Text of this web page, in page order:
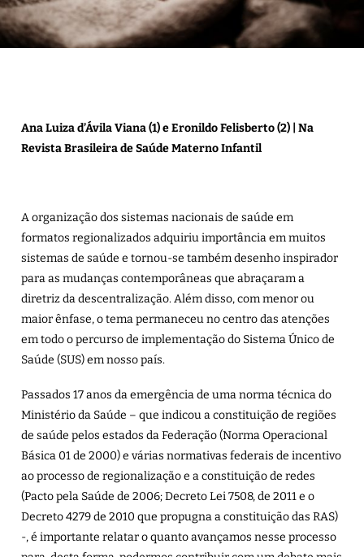
Ana Luiza d’Ávila Viana (1) e Eronildo Felisberto (2) | Na
Revista Brasileira de Saúde Materno Infantil
A organização dos sistemas nacionais de saúde em
formatos regionalizados adquiriu importância em muitos
sistemas de saúde e tornou-se também desenho inspirador
para as mudanças contemporâneas que abraçaram a
diretriz da descentralização. Além disso, com menor ou
maior ênfase, o tema permaneceu no centro das atenções
em todo o percurso de implementação do Sistema Único de
Saúde (SUS) em nosso país.
Passados 17 anos da emergência de uma norma técnica do
Ministério da Saúde – que indicou a constituição de regiões
de saúde pelos estados da Federação (Norma Operacional
Básica 01 de 2000) e várias normativas federais de incentivo
ao processo de regionalização e a constituição de redes
(Pacto pela Saúde de 2006; Decreto Lei 7508, de 2011 e o
Decreto 4279 de 2010 que propugna a constituição das RAS)
-, é importante relatar o quanto avançamos nesse processo